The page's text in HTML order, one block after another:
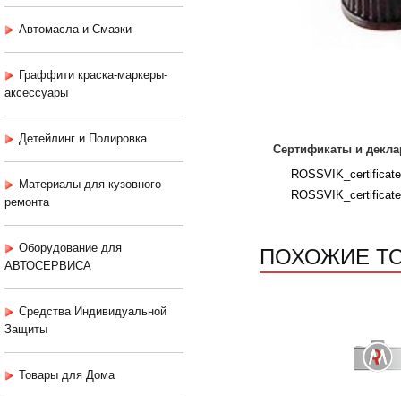
Автомасла и Смазки
Граффити краска-маркеры-
аксессуары
Детейлинг и Полировка
Материалы для кузовного
ремонта
Оборудование для
АВТОСЕРВИСА
Средства Индивидуальной
Защиты
Товары для Дома
Сертификаты и
ПОХОЖИЕ